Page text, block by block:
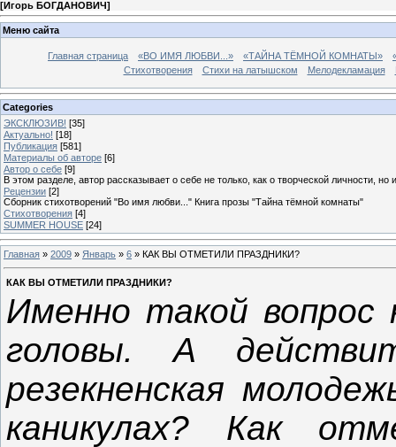
[Игорь БОГДАНОВИЧ]
Меню сайта
Главная страница «ВО ИМЯ ЛЮБВИ...» «ТАЙНА ТЁМНОЙ КОМНАТЫ»
Стихотворения
Стихи на латышском Мелодекламация
Categories
ЭКСКЛЮЗИВ! [35]
Актуально! [18]
Публикация [581]
Материалы об авторе [6]
Автор о себе [9]
В этом разделе, автор рассказывает о себе не только, как о творческой личности,
Рецензии [2]
Сборник стихотворений "Во имя любви..." Книга прозы "Тайна тёмной комнаты"
Стихотворения [4]
SUMMER HOUSE [24]
Главная » 2009 » Январь » 6 » КАК ВЫ ОТМЕТИЛИ ПРАЗДНИКИ?
КАК ВЫ ОТМЕТИЛИ ПРАЗДНИКИ?
Именно такой вопрос
головы.А
резекненская
каникулах? Как